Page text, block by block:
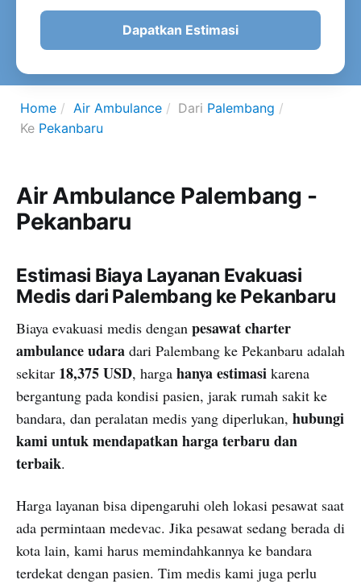
Dapatkan Estimasi
Home Air Ambulance Dari Palembang
Ke Pekanbaru
Air Ambulance Palembang -
Pekanbaru
Estimasi Biaya Layanan Evakuasi
Medis dari Palembang ke Pekanbaru
Biaya evakuasi medis dengan pesawat charter
ambulance udara dari Palembang ke Pekanbaru adalah
sekitar 18,375 USD, harga hanya estimasi karena
bergantung pada kondisi pasien, jarak rumah sakit ke
bandara, dan peralatan medis yang diperlukan, hubungi
kami untuk mendapatkan harga terbaru dan
terbaik.
Harga layanan bisa dipengaruhi oleh lokasi pesawat saat
ada permintaan medevac. Jika pesawat sedang berada di
kota lain, kami harus memindahkannya ke bandara
terdekat dengan pasien. Tim medis kami juga perlu